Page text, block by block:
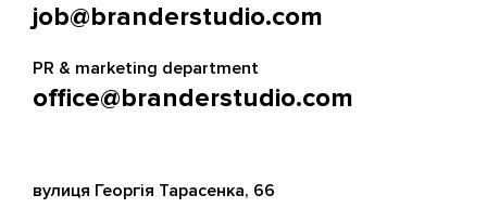
job@branderstudio.com
PR & marketing department
office@branderstudio.com
вулиця Георгія Тарасенка, 66